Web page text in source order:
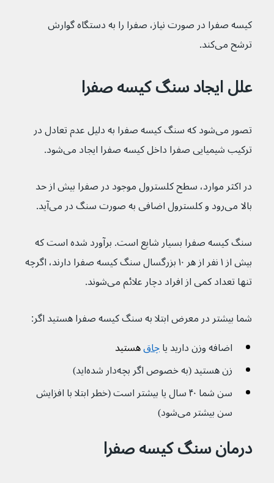
کیسه صفرا در صورت نیاز، صفرا را به دستگاه گوارش
ترشح می‌کند.
علل ایجاد سنگ کیسه صفرا
تصور می‌شود که سنگ کیسه صفرا به دلیل عدم تعادل در
ترکیب شیمیایی صفرا داخل کیسه صفرا ایجاد می‌شود.
در اکثر موارد، سطح کلسترول موجود در صفرا بیش از حد
بالا می‌رود و کلسترول اضافی به صورت سنگ در می‌آید.
سنگ کیسه صفرا بسیار شایع است. برآورد شده است که
بیش از ۱ نفر از هر ۱۰ بزرگسال سنگ کیسه صفرا دارند، اگرچه
تنها تعداد کمی از افراد دچار علائم می‌شوند.
شما بیشتر در معرض ابتلا به سنگ کیسه صفرا هستید اگر:
اضافه وزن دارید یا چاقهستید
زن هستید (به خصوص اگر بچه‌دار شده‌اید)
سن شما ۴۰ سال یا بیشتر است (خطر ابتلا با افزایش
سن بیشتر می‌شود)
درمان سنگ کیسه صفرا